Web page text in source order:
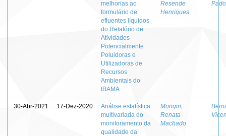
melhorias ao
formulário de
efluentes líquidos
do Relatório de
Atividades
Potencialmente
Poluidoras e
Utilizadoras de
Recursos
Ambientais do
IBAMA
Resende
Henriques
30-Abr-2021 17-Dez-2020
Análise estatística
multivariada do
monitoramento da
qualidade da
Mongin,
Renata
Machado